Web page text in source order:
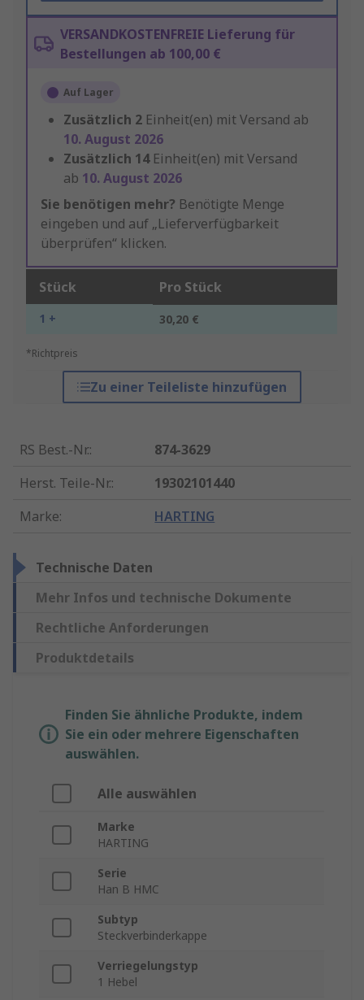
VERSANDKOSTENFREIE Lieferung für
Bestellungen ab 100,00 €
Auf Lager
Zusätzlich 2 Einheit(en) mit Versand ab
10. August 2026
Zusätzlich 14 Einheit(en) mit Versand
ab 10. August 2026
Sie benötigen mehr? Benötigte Menge
eingeben und auf „Lieferverfügbarkeit
überprüfen“ klicken.
Stück Pro Stück
1 + 30,20 €
*Richtpreis
Zu einer Teileliste hinzufügen
RS Best.-Nr.:
874-3629
Herst. Teile-Nr.:
19302101440
Marke: HARTING
Technische Daten
Mehr Infos und technische Dokumente
Rechtliche Anforderungen
Produktdetails
Finden Sie ähnliche Produkte, indem
Sie ein oder mehrere Eigenschaften
auswählen.
Alle auswählen
Marke
HARTING
Serie
Han B HMC
Subtyp
Steckverbinderkappe
Verriegelungstyp
1 Hebel